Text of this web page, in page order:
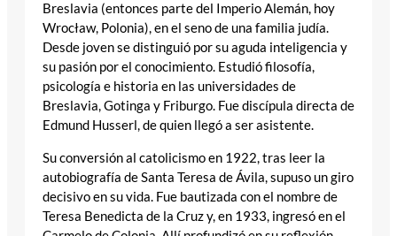
Breslavia (entonces parte del Imperio Alemán, hoy
Wrocław, Polonia), en el seno de una familia judía.
Desde joven se distinguió por su aguda inteligencia y
su pasión por el conocimiento. Estudió filosofía,
psicología e historia en las universidades de
Breslavia, Gotinga y Friburgo. Fue discípula directa de
Edmund Husserl, de quien llegó a ser asistente.
Su conversión al catolicismo en 1922, tras leer la
autobiografía de Santa Teresa de Ávila, supuso un giro
decisivo en su vida. Fue bautizada con el nombre de
Teresa Benedicta de la Cruz y, en 1933, ingresó en el